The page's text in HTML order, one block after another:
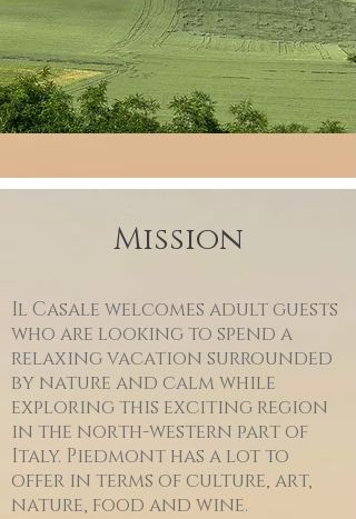
Mission
Il Casale welcomes adult guests
who are looking to spend a
relaxing vacation surrounded
by nature and calm while
exploring this exciting region
in the north-western part of
Italy. Piedmont has a lot to
offer in terms of culture, art,
nature, food and wine.